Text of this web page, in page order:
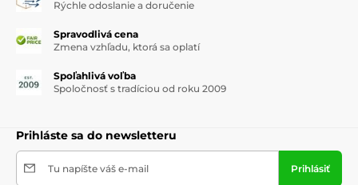
Prečo si vybrať Mixsoon
citlivú pleť.
Transparentnosť a jednoduchosť
pleť dostáva.
Bez zbytočných dráždivých látok
Rýchle odoslanie a doručenie
Spravodlivá cena
Zmena vzhľadu, ktorá sa oplatí
Spoľahlivá voľba
Spoločnosť s tradíciou od roku 2009
Prihláste sa do newsletteru
Tu napíšte váš e-mail Prihlásiť